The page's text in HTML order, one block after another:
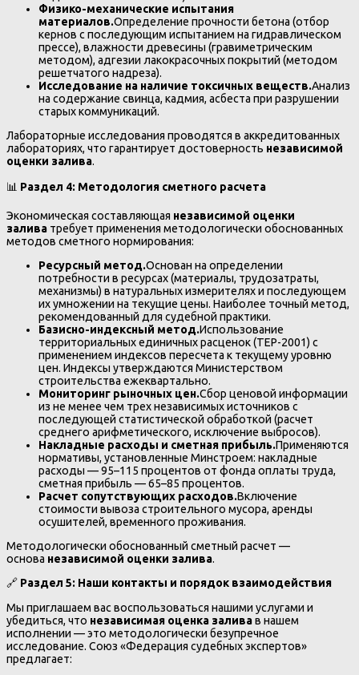
Физико-механические испытания
материалов.Определение прочности бетона (отбор
кернов с последующим испытанием на гидравлическом
прессе), влажности древесины (гравиметрическим
методом), адгезии лакокрасочных покрытий (методом
решетчатого надреза).
Исследование на наличие токсичных веществ.Анализ
на содержание свинца, кадмия, асбеста при разрушении
старых коммуникаций.
Лабораторные исследования проводятся в аккредитованных
лабораториях, что гарантирует достоверность независимой
оценки залива.
📊 Раздел 4: Методология сметного расчета
Экономическая составляющая независимой оценки
залива требует применения методологически обоснованных
методов сметного нормирования:
Ресурсный метод.Основан на определении
потребности в ресурсах (материалы, трудозатраты,
механизмы) в натуральных измерителях и последующем
их умножении на текущие цены. Наиболее точный метод,
рекомендованный для судебной практики.
Базисно-индексный метод.Использование
территориальных единичных расценок (ТЕР-2001) с
применением индексов пересчета к текущему уровню
цен. Индексы утверждаются Министерством
строительства ежеквартально.
Мониторинг рыночных цен.Сбор ценовой информации
из не менее чем трех независимых источников с
последующей статистической обработкой (расчет
среднего арифметического, исключение выбросов).
Накладные расходы и сметная прибыль.Применяются
нормативы, установленные Минстроем: накладные
расходы — 95–115 процентов от фонда оплаты труда,
сметная прибыль — 65–85 процентов.
Расчет сопутствующих расходов.Включение
стоимости вывоза строительного мусора, аренды
осушителей, временного проживания.
Методологически обоснованный сметный расчет —
основа независимой оценки залива.
🔗 Раздел 5: Наши контакты и порядок взаимодействия
Мы приглашаем вас воспользоваться нашими услугами и
убедиться, что независимая оценка заливав нашем
исполнении — это методологически безупречное
исследование. Союз «Федерация судебных экспертов»
предлагает: